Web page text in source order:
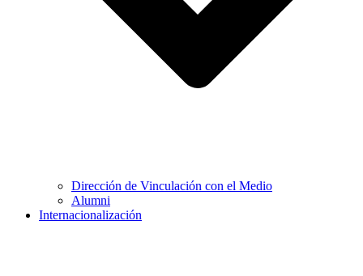
Dirección de Vinculación con el Medio
Alumni
Internacionalización